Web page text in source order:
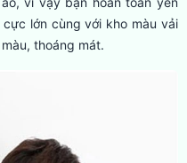
lớn cùng với kho màu vải
thoáng mát.